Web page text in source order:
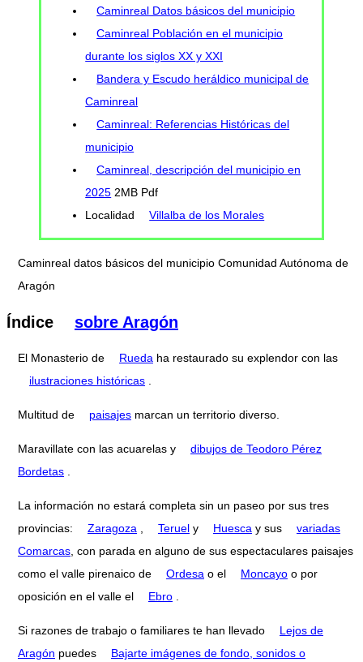
Caminreal Datos básicos del municipio
Caminreal Población en el municipio
durante los siglos XX y XXI
Bandera y Escudo heráldico municipal de
Caminreal
Caminreal: Referencias Históricas del
municipio
Caminreal, descripción del municipio en
2025 2MB Pdf
Localidad
Villalba de los Morales
Caminreal datos básicos del municipio Comunidad Autónoma de
Aragón
Índice sobre Aragón
El Monasterio de Rueda ha restaurado su explendor con las
ilustraciones históricas
Multitud de paisajes marcan un territorio diverso.
Maravillate con las acuarelas y
dibujos de Teodoro Pérez
Bordetas
La información no estará completa sin un paseo por sus tres
provincias:
Zaragoza Teruel y Huesca y sus
variadas
Comarcas , con parada en alguno de sus espectaculares paisajes
como el valle pirenaico de
Ordesa o el Moncayo o por
oposición en el valle el
Ebro
Si razones de trabajo o familiares te han llevado
Lejos de
Aragón puedes
Bajarte imágenes de fondo, sonidos o